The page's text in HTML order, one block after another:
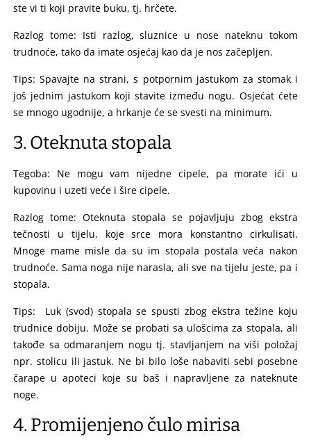
ste vi ti koji pravite buku, tj. hrčete.
Razlog tome: Isti razlog, sluznice u nose nateknu tokom
trudnoće, tako da imate osjećaj kao da je nos začepljen.
Tips: Spavajte na strani, s potpornim jastukom za stomak i
još jednim jastukom koji stavite između nogu. Osjećat ćete
se mnogo ugodnije, a hrkanje će se svesti na minimum.
3. Oteknuta stopala
Tegoba: Ne mogu vam nijedne cipele, pa morate ići u
kupovinu i uzeti veće i šire cipele.
Razlog tome: Oteknuta stopala se pojavljuju zbog ekstra
tečnosti u tijelu, koje srce mora konstantno cirkulisati.
Mnoge mame misle da su im stopala postala veća nakon
trudnoće. Sama noga nije narasla, ali sve na tijelu jeste, pa i
stopala.
Tips: Luk (svod) stopala se spusti zbog ekstra težine koju
trudnice dobiju. Može se probati sa ulošcima za stopala, ali
takođe sa odmaranjem nogu tj. stavljanjem na viši položaj
npr. stolicu ili jastuk. Ne bi bilo loše nabaviti sebi posebne
čarape u apoteci koje su baš i napravljene za nateknute
noge.
4. Promijenjeno čulo mirisa